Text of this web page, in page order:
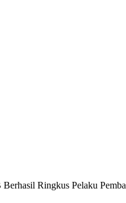
Ringkus Pelaku